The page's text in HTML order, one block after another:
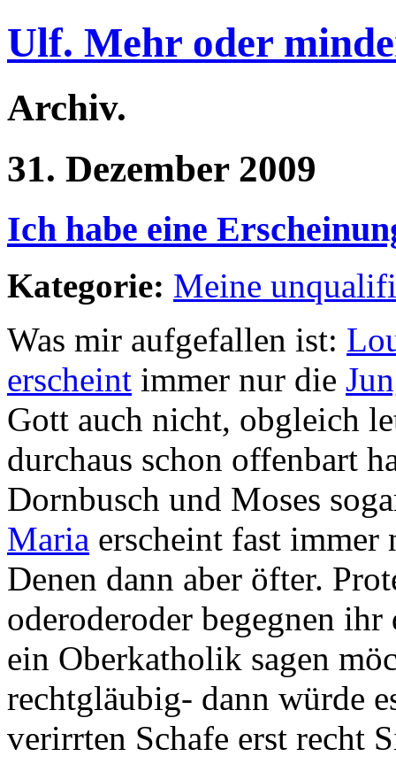
Ulf. Mehr oder
Archiv.
31. Dezember 2009
Ich habe eine
Kategorie: Meine
Was mir aufgefallen ist:
erscheint immer nur die
Gott auch nicht, obgleich
durchaus schon offenbart
Dornbusch und Moses
Maria erscheint fast immer
Denen dann aber öfter.
oderoderoder begegnen
ein Oberkatholik sagen
rechtgläubig- dann würde
verirrten Schafe erst recht